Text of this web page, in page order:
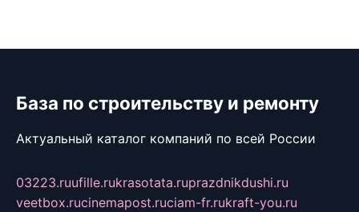
База по строительству и ремонту
Актуальный каталог компаний по всей России
03223.ruufille.rukrasotata.ruprazdnikdushi.ru
veetbox.rucinemapost.ruciam-fr.rukraft-you.ru